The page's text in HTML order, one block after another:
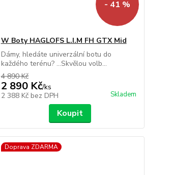
- 41 %
W Boty HAGLOFS L.I.M FH GTX Mid
Dámy, hledáte univerzální botu do
každého terénu? ...Skvělou volb...
4 890 Kč
2 890 Kč/ks
2 388 Kč bez DPH Skladem
Koupit
Doprava ZDARMA